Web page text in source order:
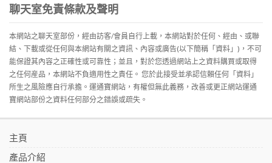
聊天室免責條款及聲明
本網站之聊天室部份，經由訪客/會員自行上載，本網站對於任何、經由、或聯
結、下載或從任何與本網站有關之資訊、內容或廣告(以下簡稱「資料」)，不可
能保證其內容之正確性或可靠性；並且，對於您透過網站上之資料購買或取得
之任何産品，本網站不負適用性之責任。 您於此接受並承認信賴任何「資料」
所生之風險應自行承擔。運通寶網站，有權但無此義務，改善或更正網站運通
寶網站部份之資料任何部分之錯誤或疏失。
主頁
產品介紹